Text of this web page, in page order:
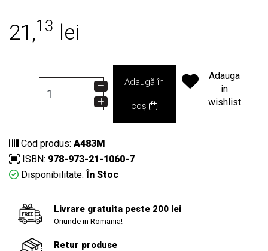
21,13 lei
Adaugă în
coș
Adauga
in
wishlist
Cod produs: A483M
ISBN: 978-973-21-1060-7
Disponibilitate: În Stoc
Livrare gratuita peste 200 lei
Oriunde in Romania!
Retur produse